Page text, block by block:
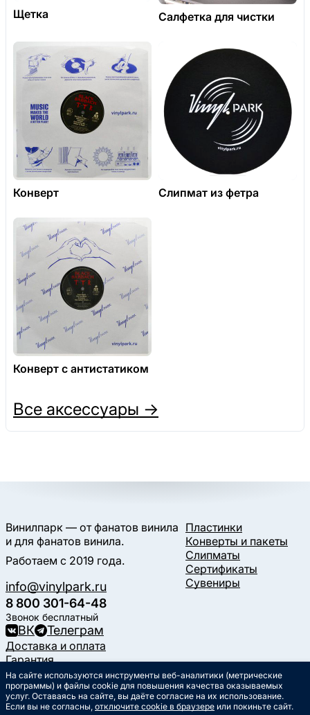
Щетка Салфетка для чистки
Конверт Слипмат из фетра
Конверт с антистатиком
Все аксессуары →
Винилпарк — от фанатов винила
и для фанатов винила.
Работаем с 2019 года.
info@vinylpark.ru
8 800 301-64-48
Звонок бесплатный
ВК Телеграм
Пластинки
Конверты и пакеты
Слипматы
Сертификаты
Сувениры
Доставка и оплата
Гарантия
Контакты
Статьи
Музыкальный календарь
На сайте используются инструменты веб-аналитики (метрические
программы) и файлы cookie для повышения качества оказываемых
услуг. Оставаясь на сайте, вы даёте согласие на их использование.
Если вы не согласны, отключите cookie в браузере или покиньте сайт.